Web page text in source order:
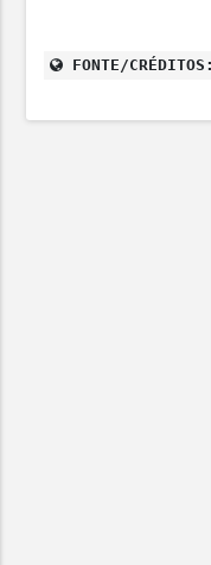
FONTE/CRÉDITOS: